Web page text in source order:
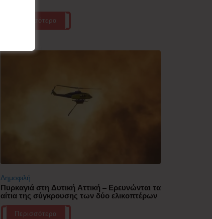
Περισσότερα
Δημοφιλή
Πυρκαγιά στη Δυτική Αττική – Ερευνώνται τα
αίτια της σύγκρουσης των δύο ελικοπτέρων
Περισσότερα